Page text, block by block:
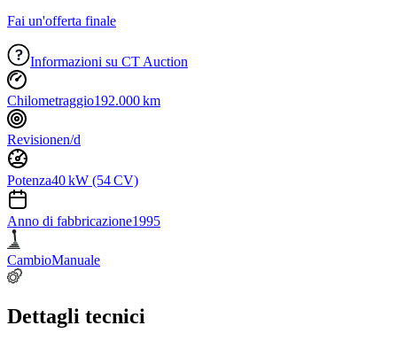
Fai un'offerta finale
Informazioni su CT Auction
Chilometraggio192.000 km
Revisionen/d
Potenza40 kW (54 CV)
Anno di fabbricazione1995
CambioManuale
Dettagli tecnici